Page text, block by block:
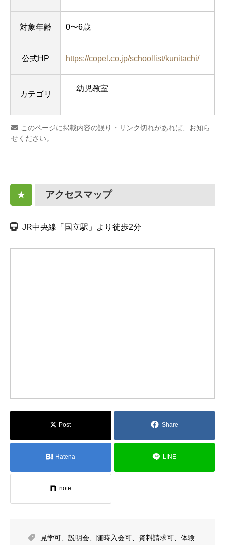
対象年齢 0〜6歳
公式HP https://copel.co.jp/schoollist/kunitachi/
カテゴリ
幼児教室
このページに掲載内容の誤り・リンク切れがあれば、お知ら
せください。
★ アクセスマップ
JR中央線「国立駅」より徒歩2分
Post Share
Hatena LINE
note
見学可 説明会 随時入会可 資料請求可 体験